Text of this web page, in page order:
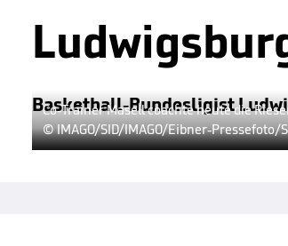
Basketball-Bundesligist
Co-Trainer Masell coachte heute die
© IMAGO/SID/IMAGO/Eibner-Pressefoto/